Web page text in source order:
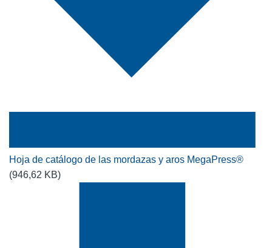
Hoja de catálogo de las mordazas y aros MegaPress®
(946,62 KB)